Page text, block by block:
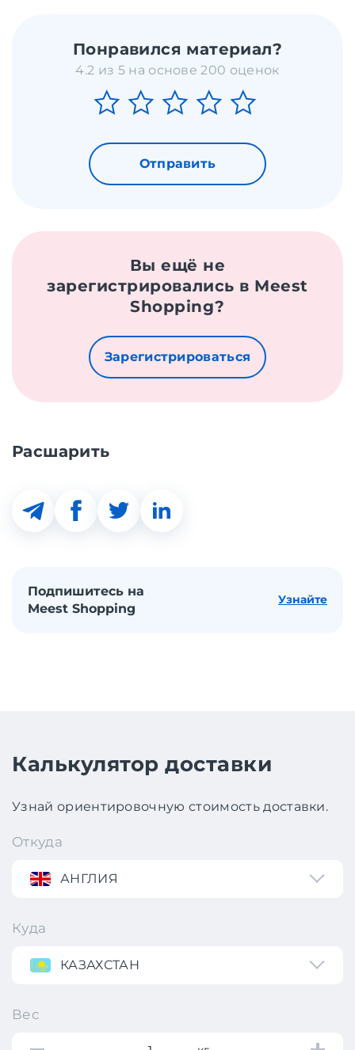
Понравился материал?
4.2 из 5 на основе 200 оценок
Отправить
Вы ещё не
зарегистрировались в Meest
Shopping?
Зарегистрироваться
Расшарить
Подпишитесь на
Meest Shopping
Узнайте
Калькулятор доставки
Узнай ориентировочную стоимость доставки.
Откуда
АНГЛИЯ
Куда
КАЗАХСТАН
Вес